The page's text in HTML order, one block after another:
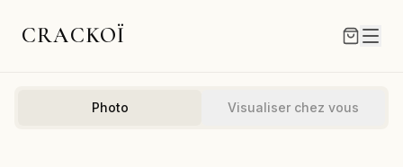
CRACKOÏ
Photo Visualiser chez vous